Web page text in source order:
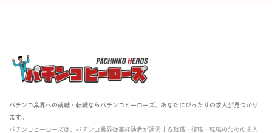
パチンコ業界への就職・転職ならパチンコヒーローズ。あなたにぴったりの求人が見つかり
ます。
パチンコヒーローズは、パチンコ業界従事経験者が運営する就職・復職・転職のための求人